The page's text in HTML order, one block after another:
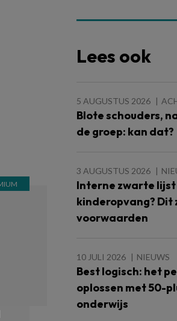
Lees ook
5 AUGUSTUS 2026
Blote schouders,
de groep: kan dat?
3 AUGUSTUS 2026
Interne zwarte lijst
kinderopvang? Dit
voorwaarden
10 JULI 2026 NIEUWS
Best logisch: het
oplossen met 50-
onderwijs